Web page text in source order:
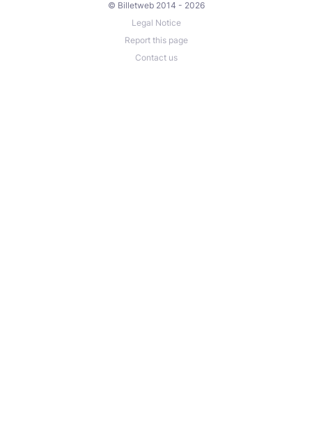
© Billetweb 2014 - 2026
Legal Notice
Report this page
Contact us